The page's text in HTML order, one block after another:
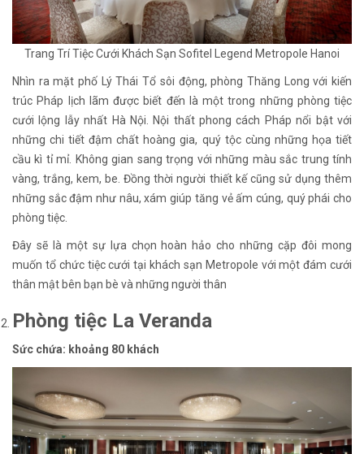
Trang Trí Tiệc Cưới Khách Sạn Sofitel Legend Metropole Hanoi
Nhìn ra mặt phố Lý Thái Tổ sôi động, phòng Thăng Long với kiến
trúc Pháp lịch lãm được biết đến là một trong những phòng tiệc
cưới lộng lẫy nhất Hà Nội. Nội thất phong cách Pháp nổi bật với
những chi tiết đậm chất hoàng gia, quý tộc cùng những họa tiết
cầu kì tỉ mỉ. Không gian sang trọng với những màu sắc trung tính
vàng, trắng, kem, be. Đồng thời người thiết kế cũng sử dụng thêm
những sắc đậm như nâu, xám giúp tăng vẻ ấm cúng, quý phái cho
phòng tiệc.
Đây sẽ là một sự lựa chọn hoàn hảo cho những cặp đôi mong
muốn tổ chức tiệc cưới tại khách sạn Metropole với một đám cưới
thân mật bên bạn bè và những người thân
Phòng tiệc La Veranda
Sức chứa: khoảng 80 khách